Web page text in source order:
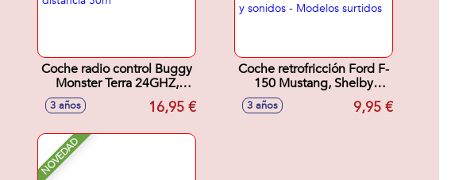
Coche radio control Buggy
Monster Terra 24GHZ,
escala 1:20,
multidireccional, distancia
3 años 16,95 €
Coche retrofricción Ford F-
150 Mustang, Shelby
Super Snake, Astor Martin
Vantage GT3, escala
3 años 9,95 €
NOVEDAD